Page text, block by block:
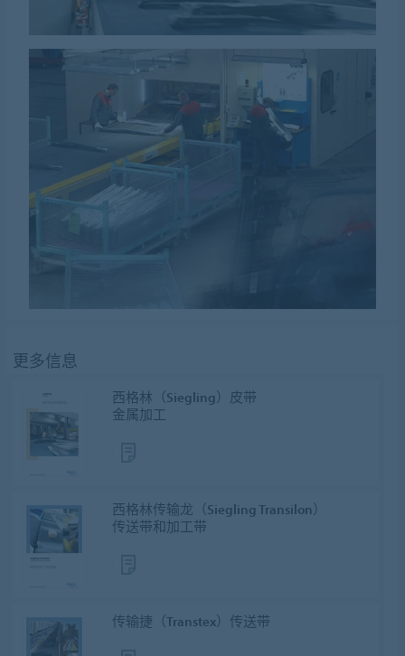
更多信息
西格林（Siegling）皮带
金属加工
西格林传输龙（Siegling Transilon）
传送带和加工带
传输捷（Transtex）传送带